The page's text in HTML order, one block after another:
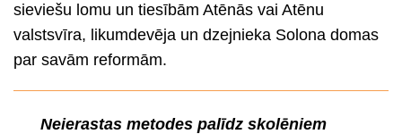
sieviešu lomu un tiesībām Atēnās vai Atēnu
valstsvīra, likumdevēja un dzejnieka Solona domas
par savām reformām.
Neierastas metodes palīdz skolēniem